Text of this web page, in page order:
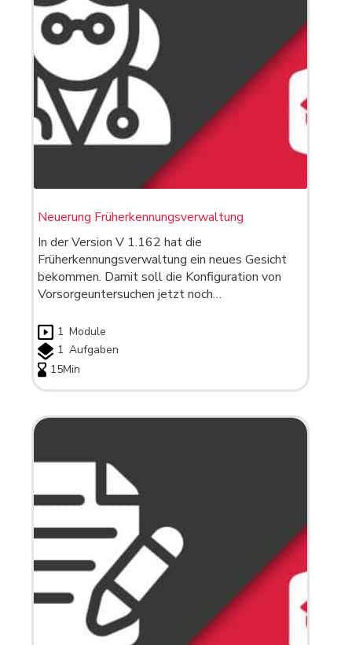
Neuerung Früherkennungsverwaltung
In der Version V 1.162 hat die
Früherkennungsverwaltung ein neues Gesicht
bekommen. Damit soll die Konfiguration von
Vorsorgeuntersuchen jetzt noch…
1 Module
1 Aufgaben
15Min